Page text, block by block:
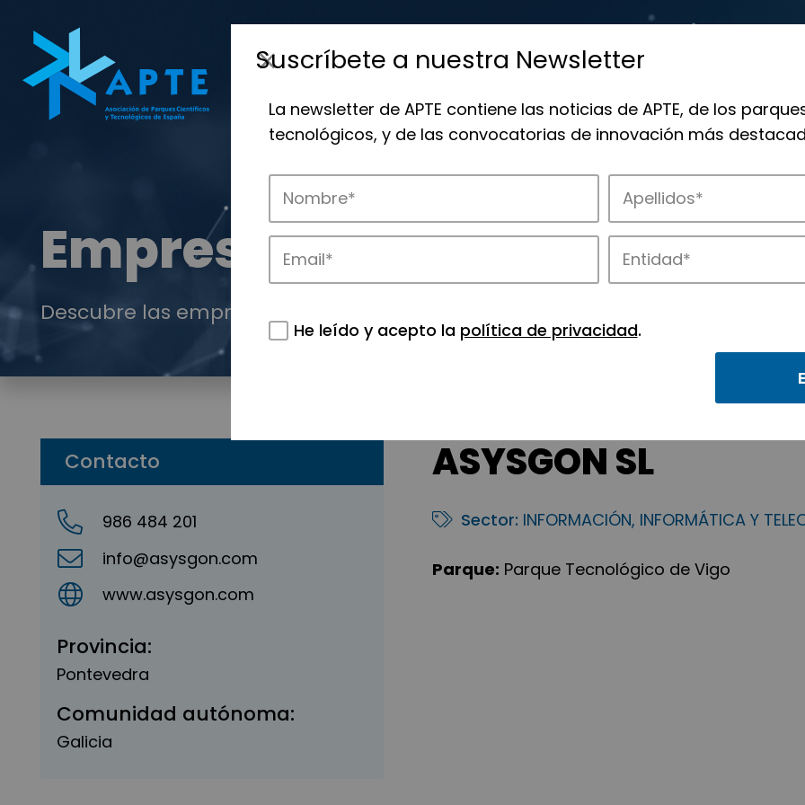
Empresas
Descubre las empresas que impulsan la innovación en los parques de APTE.
Contacto
986 484 201
info@asysgon.com
www.asysgon.com
Provincia:
Pontevedra
Comunidad autónoma:
Galicia
ASYSGON SL
Sector: INFORMACIÓN, INFORMÁTICA Y
Parque: Parque Tecnológico de Vigo
Suscríbete a nuestra Newsletter
La newsletter de APTE contiene las noticias de APTE, de los
tecnológicos, y de las convocatorias de innovación más
He leído y acepto la política de privacidad.